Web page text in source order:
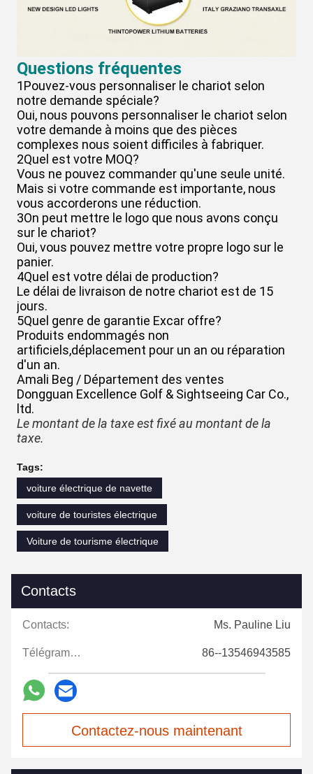
Questions fréquentes
1Pouvez-vous personnaliser le chariot selon
notre demande spéciale?
Oui, nous pouvons personnaliser le chariot selon
votre demande à moins que des pièces
complexes nous soient difficiles à fabriquer.
2Quel est votre MOQ?
Vous ne pouvez commander qu'une seule unité.
Mais si votre commande est importante, nous
vous accorderons une réduction.
3On peut mettre le logo que nous avons conçu
sur le chariot?
Oui, vous pouvez mettre votre propre logo sur le
panier.
4Quel est votre délai de production?
Le délai de livraison de notre chariot est de 15
jours.
5Quel genre de garantie Excar offre?
Produits endommagés non
artificiels,déplacement pour un an ou réparation
d'un an.
Amali Beg / Département des ventes
Dongguan Excellence Golf & Sightseeing Car Co.,
ltd.
Le montant de la taxe est fixé au montant de la
taxe.
Tags:
voiture électrique de navette
voiture de touristes électrique
Voiture de tourisme électrique
Contacts
Contacts: Ms. Pauline Liu
Télégramme: 86--13546943585
Contactez-nous maintenant